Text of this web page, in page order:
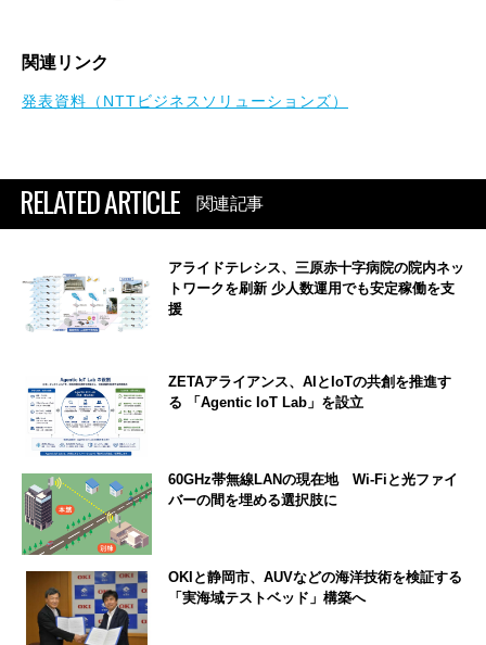
関連リンク
発表資料（NTTビジネスソリューションズ）
RELATED ARTICLE 関連記事
アライドテレシス、三原赤十字病院の院内ネッ
トワークを刷新 少人数運用でも安定稼働を支
援
ZETAアライアンス、AIとIoTの共創を推進す
る 「Agentic IoT Lab」を設立
60GHz帯無線LANの現在地 Wi-Fiと光ファイ
バーの間を埋める選択肢に
OKIと静岡市、AUVなどの海洋技術を検証する
「実海域テストベッド」構築へ